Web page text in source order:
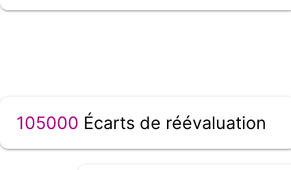
105000 Écarts de réévaluation